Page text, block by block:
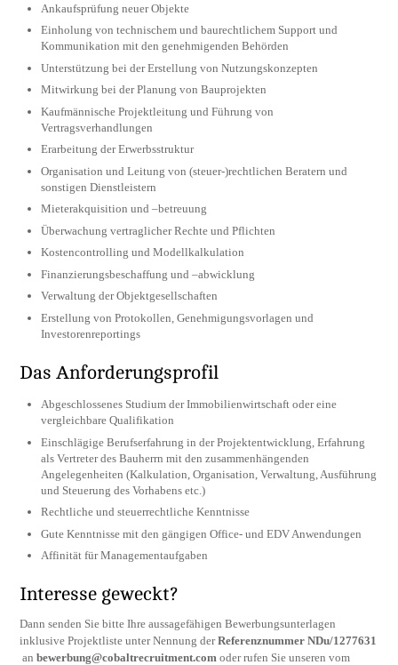
Ankaufsprüfung neuer Objekte
Einholung von technischem und baurechtlichem Support und
Kommunikation mit den genehmigenden Behörden
Unterstützung bei der Erstellung von Nutzungskonzepten
Mitwirkung bei der Planung von Bauprojekten
Kaufmännische Projektleitung und Führung von
Vertragsverhandlungen
Erarbeitung der Erwerbsstruktur
Organisation und Leitung von (steuer-)rechtlichen Beratern und
sonstigen Dienstleistern
Mieterakquisition und –betreuung
Überwachung vertraglicher Rechte und Pflichten
Kostencontrolling und Modellkalkulation
Finanzierungsbeschaffung und –abwicklung
Verwaltung der Objektgesellschaften
Erstellung von Protokollen, Genehmigungsvorlagen und
Investorenreportings
Das Anforderungsprofil
Abgeschlossenes Studium der Immobilienwirtschaft oder eine
vergleichbare Qualifikation
Einschlägige Berufserfahrung in der Projektentwicklung, Erfahrung
als Vertreter des Bauherrn mit den zusammenhängenden
Angelegenheiten (Kalkulation, Organisation, Verwaltung, Ausführung
und Steuerung des Vorhabens etc.)
Rechtliche und steuerrechtliche Kenntnisse
Gute Kenntnisse mit den gängigen Office- und EDV Anwendungen
Affinität für Managementaufgaben
Interesse geweckt?
Dann senden Sie bitte Ihre aussagefähigen Bewerbungsunterlagen
inklusive Projektliste unter Nennung derReferenznummer NDu/1277631
anbewerbung@cobaltrecruitment.com oder rufen Sie unseren vom